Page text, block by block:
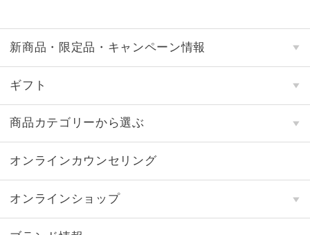
新商品・限定品・キャンペーン情報
ギフト
商品カテゴリーから選ぶ
オンラインカウンセリング
オンラインショップ